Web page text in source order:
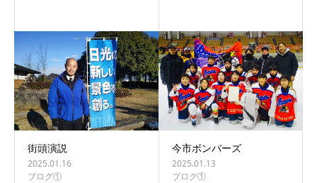
街頭演説
2025.01.16
ブログ①
今市ボンバーズ
2025.01.13
ブログ①